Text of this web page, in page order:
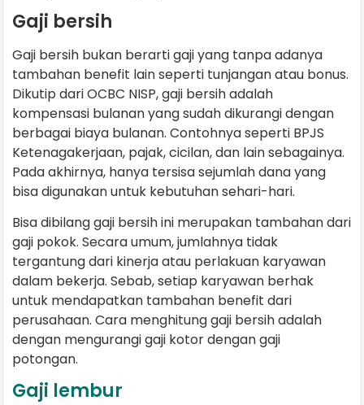
Gaji bersih
Gaji bersih bukan berarti gaji yang tanpa adanya
tambahan benefit lain seperti tunjangan atau bonus.
Dikutip dari OCBC NISP, gaji bersih adalah
kompensasi bulanan yang sudah dikurangi dengan
berbagai biaya bulanan. Contohnya seperti BPJS
Ketenagakerjaan, pajak, cicilan, dan lain sebagainya.
Pada akhirnya, hanya tersisa sejumlah dana yang
bisa digunakan untuk kebutuhan sehari-hari.
Bisa dibilang gaji bersih ini merupakan tambahan dari
gaji pokok. Secara umum, jumlahnya tidak
tergantung dari kinerja atau perlakuan karyawan
dalam bekerja. Sebab, setiap karyawan berhak
untuk mendapatkan tambahan benefit dari
perusahaan. Cara menghitung gaji bersih adalah
dengan mengurangi gaji kotor dengan gaji
potongan.
Gaji lembur